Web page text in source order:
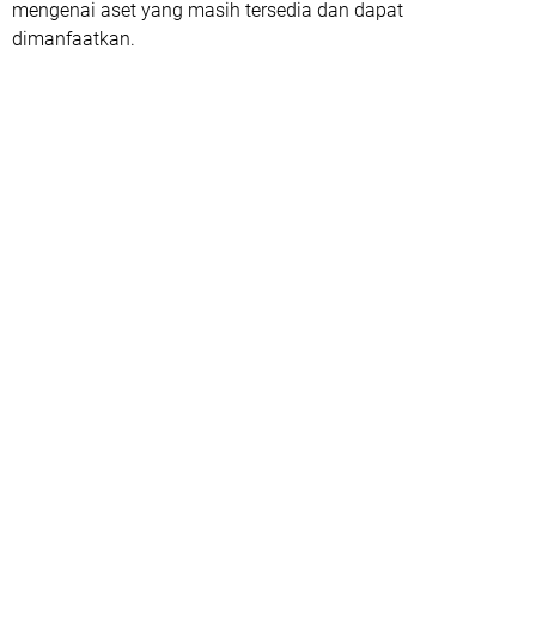
mengenai aset yang masih tersedia dan dapat
dimanfaatkan.